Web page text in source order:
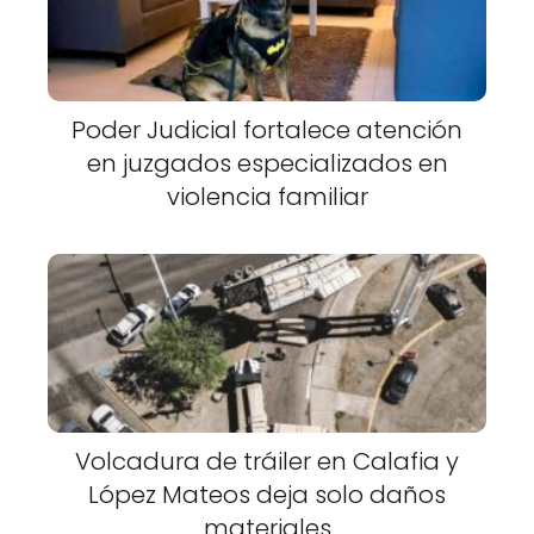
Poder Judicial fortalece atención
en juzgados especializados en
violencia familiar
Volcadura de tráiler en Calafia y
López Mateos deja solo daños